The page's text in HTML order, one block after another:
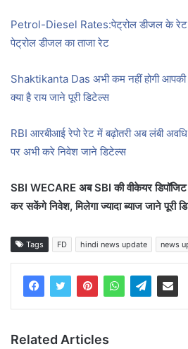
Petrol-Diesel Rates:पेट्रोल डीजल के रेट
पेट्रोल डीजल का ताजा रेट
Shaktikanta Das अभी कम नहीं होगी आपकी
क्या है राय जाने पूरी डिटेल्स
RBI आरबीआई रेपो रेट में बढ़ोतरी अब लंबी
पर अभी करे निवेश जाने डिटेल्स
SBI WECARE अब SBI की वीकेयर
कर सकेंगे निवेश, मिलेगा ज्यादा ब्याज जाने पूरी
Tags FD hindi news update news
Related Articles